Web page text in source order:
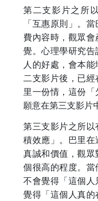
第二支影片之所
「互惠原則」。
費內容時，觀眾
覺。心理學研究
人的好處，會本
二支影片後，已
里一份情，這份
願意在第三支影片
第三支影片之所
積效應」。巴里在
真誠和價值，觀
個很高的程度。
不會覺得「這個
覺得「這個人真